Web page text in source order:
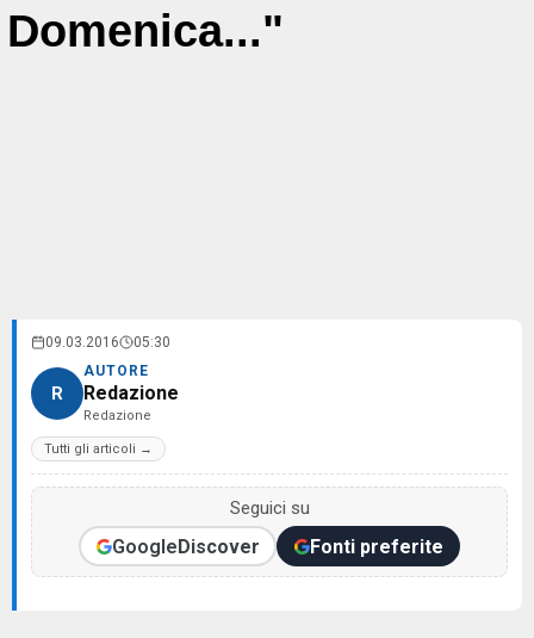
Domenica..."
09.03.2016 05:30
R
AUTORE
Redazione
Redazione
Tutti gli articoli →
Seguici su
GoogleDiscover Fonti preferite